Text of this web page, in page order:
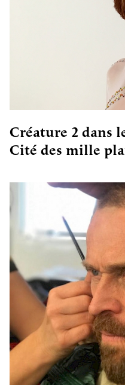
Créature 2 dans
Cité des mille